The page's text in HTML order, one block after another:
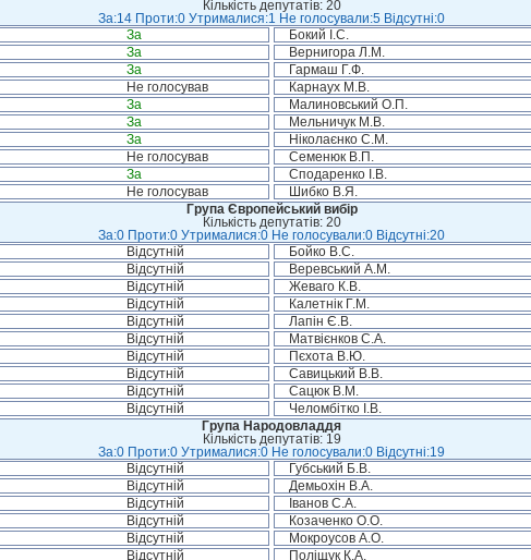
Кількість депутатів: 20
За:14 Проти:0 Утрималися:1 Не голосували:5 Відсутні:0
За Бокий І.С.
За Вернигора Л.М.
За Гармаш Г.Ф.
Не голосував Карнаух М.В.
За Малиновський О.П.
За Мельничук М.В.
За Ніколаєнко С.М.
Не голосував Семенюк В.П.
За Сподаренко І.В.
Не голосував Шибко В.Я.
Група Європейський вибір
Кількість депутатів: 20
За:0 Проти:0 Утрималися:0 Не голосували:0 Відсутні:20
Відсутній Бойко В.С.
Відсутній Веревський А.М.
Відсутній Жеваго К.В.
Відсутній Калетнік Г.М.
Відсутній Лапін Є.В.
Відсутній Матвієнков С.А.
Відсутній Пєхота В.Ю.
Відсутній Савицький В.В.
Відсутній Сацюк В.М.
Відсутній Челомбітко І.В.
Група Народовладдя
Кількість депутатів: 19
За:0 Проти:0 Утрималися:0 Не голосували:0 Відсутні:19
Відсутній Губський Б.В.
Відсутній Демьохін В.А.
Відсутній Іванов С.А.
Відсутній Козаченко О.О.
Відсутній Мокроусов А.О.
Відсутній Поліщук К.А.